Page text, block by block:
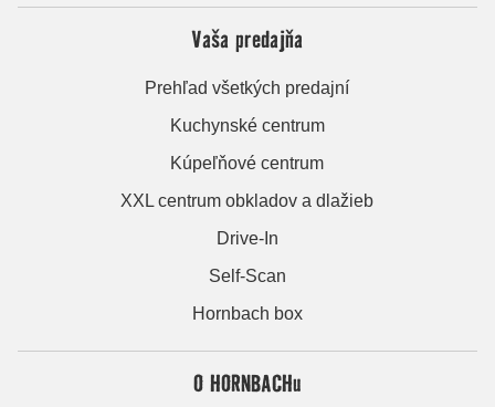
Vaša predajňa
Prehľad všetkých predajní
Kuchynské centrum
Kúpeľňové centrum
XXL centrum obkladov a dlažieb
Drive-In
Self-Scan
Hornbach box
O HORNBACHu